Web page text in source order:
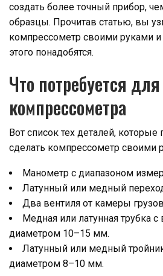
создать более точный прибор,
образцы. Прочитав статью, вы
компрессометр своими руками и
этого понадобятся.
Что потребуется для
компрессометра
Вот список тех деталей, которые
сделать компрессометр своими
Манометр с диапазоном
Латунный или медный
Два вентиля от камеры
Медная или латунная трубка
диаметром 10­–15 мм.
Латунный или медный
диаметром 8–10 мм.